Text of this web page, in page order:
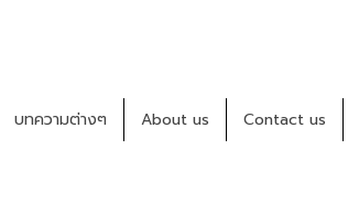
บทความต่างๆ About us Contact us